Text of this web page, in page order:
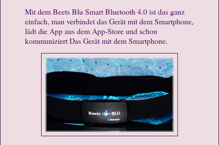
Mit dem Beets Blu Smart Bluetooth 4.0 ist das ganz
einfach, man verbindet das Gerät mit dem Smartphone,
lädt die App aus dem App-Store und schon
kommuniziert Das Gerät mit dem Smartphone.